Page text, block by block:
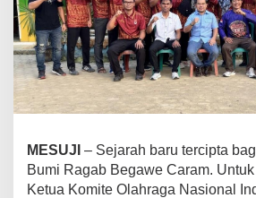
D
a
e
r
a
h
,
e
r
t
MESUJI – Sejarah baru tercipta
Bumi Ragab Begawe Caram.
Ketua Komite Olahraga Nasional